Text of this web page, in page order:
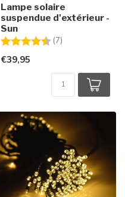
Lampe solaire
suspendue d'extérieur -
Sun
Note:
(7)
€39,95